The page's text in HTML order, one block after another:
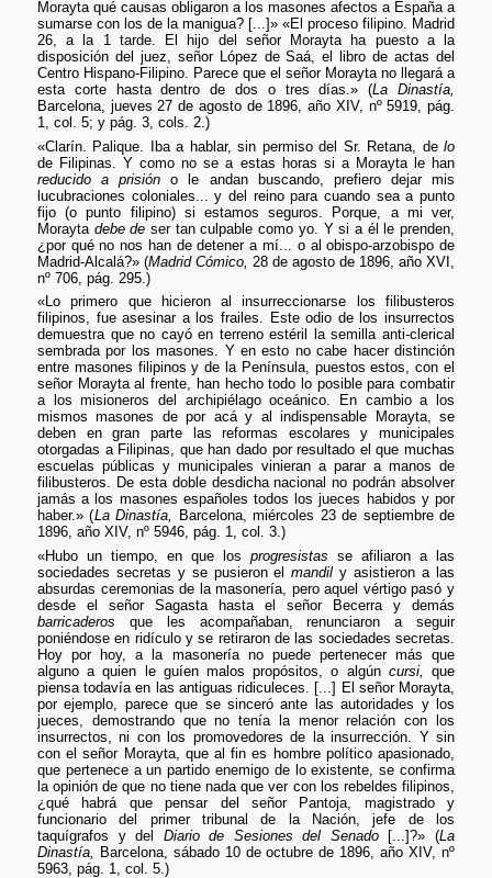
Morayta qué causas obligaron a los masones afectos a España a
sumarse con los de la manigua? [...]» «El proceso filipino. Madrid
26, a la 1 tarde. El hijo del señor Morayta ha puesto a la
disposición del juez, señor López de Saá, el libro de actas del
Centro Hispano-Filipino. Parece que el señor Morayta no llegará a
esta corte hasta dentro de dos o tres días.» (La Dinastía,
Barcelona, jueves 27 de agosto de 1896, año XIV, nº 5919, pág.
1, col. 5; y pág. 3, cols. 2.)
«Clarín. Palique. Iba a hablar, sin permiso del Sr. Retana, delo
de Filipinas. Y como no se a estas horas si a Morayta le han
reducido a prisión o le andan buscando, prefiero dejar mis
lucubraciones coloniales... y del reino para cuando sea a punto
fijo (o punto filipino) si estamos seguros. Porque, a mi ver,
Morayta debe de ser tan culpable como yo. Y si a él le prenden,
¿por qué no nos han de detener a mí... o al obispo-arzobispo de
Madrid-Alcalá?» (Madrid Cómico, 28 de agosto de 1896, año XVI,
nº 706, pág. 295.)
«Lo primero que hicieron al insurreccionarse los filibusteros
filipinos, fue asesinar a los frailes. Este odio de los insurrectos
demuestra que no cayó en terreno estéril la semilla anti-clerical
sembrada por los masones. Y en esto no cabe hacer distinción
entre masones filipinos y de la Península, puestos estos, con el
señor Morayta al frente, han hecho todo lo posible para combatir
a los misioneros del archipiélago oceánico. En cambio a los
mismos masones de por acá y al indispensable Morayta, se
deben en gran parte las reformas escolares y municipales
otorgadas a Filipinas, que han dado por resultado el que muchas
escuelas públicas y municipales vinieran a parar a manos de
filibusteros. De esta doble desdicha nacional no podrán absolver
jamás a los masones españoles todos los jueces habidos y por
haber.» (La Dinastía,
Barcelona, miércoles 23 de septiembre de
1896, año XIV, nº 5946, pág. 1, col. 3.)
«Hubo un tiempo, en que losprogresistas se afiliaron a las
sociedades secretas y se pusieron elmandil y asistieron a las
absurdas ceremonias de la masonería, pero aquel vértigo pasó y
desde el señor Sagasta hasta el señor Becerra y demás
barricaderos que les acompañaban, renunciaron a seguir
poniéndose en ridículo y se retiraron de las sociedades secretas.
Hoy por hoy, a la masonería no puede pertenecer más que
alguno a quien le guíen malos propósitos, o algún cursi,
que
piensa todavía en las antiguas ridiculeces. [...] El señor Morayta,
por ejemplo, parece que se sinceró ante las autoridades y los
jueces, demostrando que no tenía la menor relación con los
insurrectos, ni con los promovedores de la insurrección. Y sin
con el señor Morayta, que al fin es hombre político apasionado,
que pertenece a un partido enemigo de lo existente, se confirma
la opinión de que no tiene nada que ver con los rebeldes filipinos,
¿qué habrá que pensar del señor Pantoja, magistrado y
funcionario del primer tribunal de la Nación, jefe de los
taquígrafos y del Diario de Sesiones del Senado[...]?» (La
Dinastía,
Barcelona, sábado 10 de octubre de 1896, año XIV, nº
5963, pág. 1, col. 5.)